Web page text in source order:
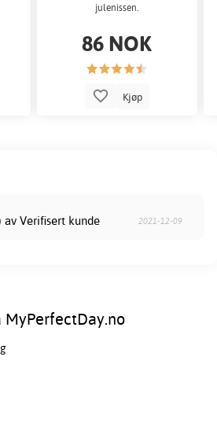
julenissen.
86 NOK
Kjøp
Verifisert kunde 2021-12-09